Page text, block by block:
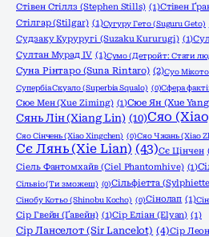
Стівен Стіллз (Stephen Stills) (1)Стівен
Стілгар (Stilgar) (1)Сугуру Гето (Suguru Geto)
Судзаку Куруругі (Suzaku Kururugi) (1)
Султан Мурад IV (1)Сумо (Детройт: Стати
Суна Рінтаро (Suna Rintaro) (2)Суо Мікото
Супербіа Скуало (Superbia Squalo) (0)Сфера
Сюе Мен (Xue Ziming) (1)Сюе Ян (Xue
Сянь Лін (Xiang Lin) (10)Сяо
Сяо Сінчень (Xiao Xingchen) (0)Сяо Чжань (Xiao
Сє Лянь (Xie Lian) (43)Сє Цінчен
Сіель Фантомхайв (Ciel Phantomhive) (1)
Сільвіо (Ти зможеш) (0)Сільфіетта
Сінобу Котьо (Shinobu Kocho) (0)Сінолап (1)
Сір Гвейн (Ґавейн) (1)Сір Еліан (Elyan) (1)
Сір Ланселот (Sir Lancelot) (4)Сір